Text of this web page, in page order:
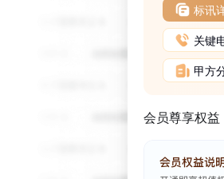
标讯
关键
甲方
会员尊享权益